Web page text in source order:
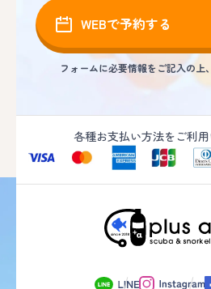
WEBで予約する
フォームに必要情報をご記入の上
各種お支払い方法をご利用